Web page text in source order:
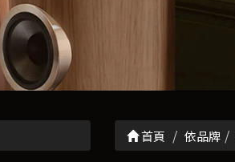
首頁 依品牌